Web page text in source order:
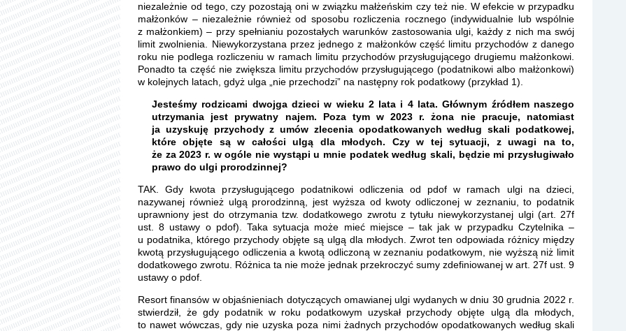
niezależnie od tego, czy pozostają oni w związku małżeńskim czy też nie. W efekcie w przypadku
małżonków – niezależnie również od sposobu rozliczenia rocznego (indywidualnie lub wspólnie
z małżonkiem) – przy spełnianiu pozostałych warunków zastosowania ulgi, każdy z nich ma swój
limit zwolnienia. Niewykorzystana przez jednego z małżonków część limitu przychodów z danego
roku nie podlega rozliczeniu w ramach limitu przychodów przysługującego drugiemu małżonkowi.
Ponadto ta część nie zwiększa limitu przychodów przysługującego (podatnikowi albo małżonkowi)
w kolejnych latach, gdyż ulga „nie przechodzi” na następny rok podatkowy (przykład 1).
Jesteśmy rodzicami dwojga dzieci w wieku 2 lata i 4 lata. Głównym źródłem naszego
utrzymania jest prywatny najem. Poza tym w 2023 r. żona nie pracuje, natomiast
ja uzyskuję przychody z umów zlecenia opodatkowanych według skali podatkowej,
które objęte są w całości ulgą dla młodych. Czy w tej sytuacji, z uwagi na to,
że za 2023 r. w ogóle nie wystąpi u mnie podatek według skali, będzie mi przysługiwało
prawo do ulgi prorodzinnej?
TAK. Gdy kwota przysługującego podatnikowi odliczenia od pdof w ramach ulgi na dzieci,
nazywanej również ulgą prorodzinną, jest wyższa od kwoty odliczonej w zeznaniu, to podatnik
uprawniony jest do otrzymania tzw. dodatkowego zwrotu z tytułu niewykorzystanej ulgi (art. 27f
ust. 8 ustawy o pdof). Taka sytuacja może mieć miejsce – tak jak w przypadku Czytelnika –
u podatnika, którego przychody objęte są ulgą dla młodych. Zwrot ten odpowiada różnicy między
kwotą przysługującego odliczenia a kwotą odliczoną w zeznaniu podatkowym, nie wyższą niż limit
dodatkowego zwrotu. Różnica ta nie może jednak przekroczyć sumy zdefiniowanej w art. 27f ust. 9
ustawy o pdof.
Resort finansów w objaśnieniach dotyczących omawianej ulgi wydanych w dniu 30 grudnia 2022 r.
stwierdził, że gdy podatnik w roku podatkowym uzyskał przychody objęte ulgą dla młodych,
to nawet wówczas, gdy nie uzyska poza nimi żadnych przychodów opodatkowanych według skali